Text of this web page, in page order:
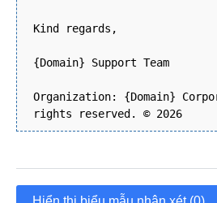
Kind regards,
{Domain} Support Team
Organization: {Domain}
rights reserved. © 2026